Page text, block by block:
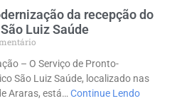
da recepção do
Luiz Saúde
– O Serviço de Pronto-
São Luiz Saúde, localizado nas
Araras, está… Continue Lendo